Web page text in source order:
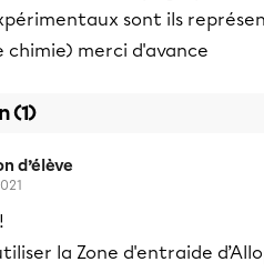
sont ils
chimie) merci d'avance
(1)
d’élève
la Zone d'entraide